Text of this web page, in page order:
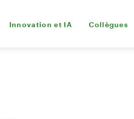
Innovation et IA Collègues